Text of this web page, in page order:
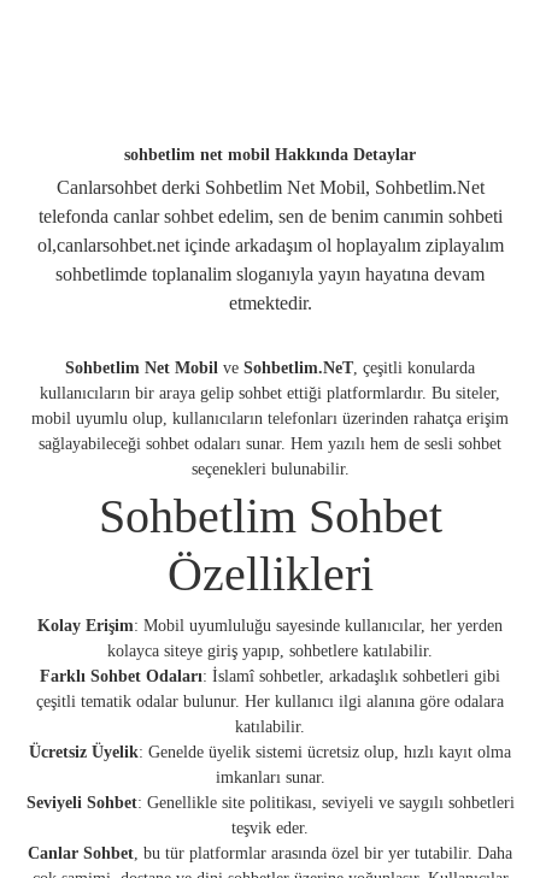
sohbetlim net mobil Hakkında Detaylar
Canlarsohbet derki Sohbetlim Net Mobil, Sohbetlim.Net
telefonda canlar sohbet edelim, sen de benim canımin sohbeti
ol,canlarsohbet.net içinde arkadaşım ol hoplayalım ziplayalım
sohbetlimde toplanalim sloganıyla yayın hayatına devam
etmektedir.
Sohbetlim Net Mobil ve Sohbetlim.NeT, çeşitli konularda
kullanıcıların bir araya gelip sohbet ettiği platformlardır. Bu siteler,
mobil uyumlu olup, kullanıcıların telefonları üzerinden rahatça erişim
sağlayabileceği sohbet odaları sunar. Hem yazılı hem de sesli sohbet
seçenekleri bulunabilir.
Sohbetlim Sohbet
Özellikleri
Kolay Erişim: Mobil uyumluluğu sayesinde kullanıcılar, her yerden
kolayca siteye giriş yapıp, sohbetlere katılabilir.
Farklı Sohbet Odaları: İslamî sohbetler, arkadaşlık sohbetleri gibi
çeşitli tematik odalar bulunur. Her kullanıcı ilgi alanına göre odalara
katılabilir.
Ücretsiz Üyelik: Genelde üyelik sistemi ücretsiz olup, hızlı kayıt olma
imkanları sunar.
Seviyeli Sohbet: Genellikle site politikası, seviyeli ve saygılı sohbetleri
teşvik eder.
Canlar Sohbet, bu tür platformlar arasında özel bir yer tutabilir. Daha